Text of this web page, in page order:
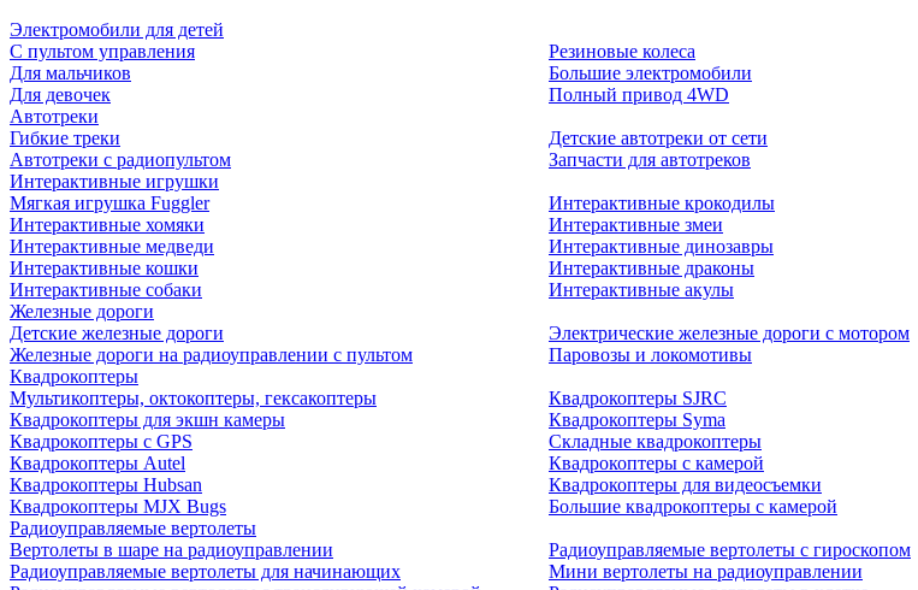
Электромобили для детей
С пультом управления
Для мальчиков
Для девочек
Резиновые колеса
Большие электромобили
Полный привод 4WD
Автотреки
Гибкие треки
Автотреки с радиопультом
Детские автотреки от сети
Запчасти для автотреков
Интерактивные игрушки
Мягкая игрушка Fuggler
Интерактивные хомяки
Интерактивные медведи
Интерактивные кошки
Интерактивные собаки
Интерактивные крокодилы
Интерактивные змеи
Интерактивные динозавры
Интерактивные драконы
Интерактивные акулы
Железные дороги
Детские железные дороги
Железные дороги на радиоуправлении с пультом
Электрические железные дороги с мотором
Паровозы и локомотивы
Квадрокоптеры
Мультикоптеры, октокоптеры, гексакоптеры
Квадрокоптеры для экшн камеры
Квадрокоптеры с GPS
Квадрокоптеры Autel
Квадрокоптеры Hubsan
Квадрокоптеры MJX Bugs
Квадрокоптеры SJRC
Квадрокоптеры Syma
Складные квадрокоптеры
Квадрокоптеры с камерой
Квадрокоптеры для видеосъемки
Большие квадрокоптеры с камерой
Радиоуправляемые вертолеты
Вертолеты в шаре на радиоуправлении
Радиоуправляемые вертолеты для начинающих
Радиоуправляемые вертолеты с гироскопом
Мини вертолеты на радиоуправлении